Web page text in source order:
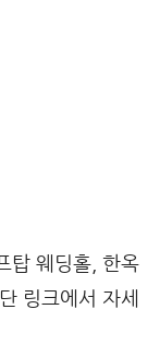
탑 웨딩홀, 한옥
링크에서 자세